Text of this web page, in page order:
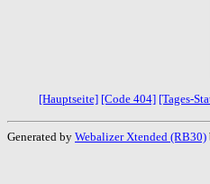
[Hauptseite] [Code 404] [Tages-
Generated by Webalizer Xtended (RB30)